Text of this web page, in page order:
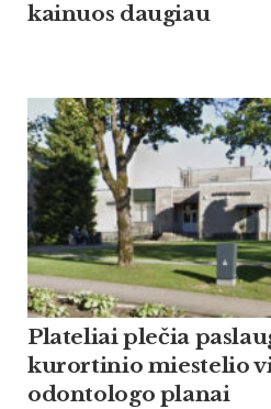
kainuos daugiau
Plateliai plečia
kurortinio miestelio
odontologo planai